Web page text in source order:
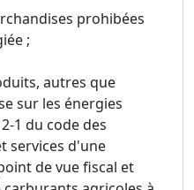
prohibées
;
autres que
sur les énergies
1 du code des
services d'une
de vue fiscal et